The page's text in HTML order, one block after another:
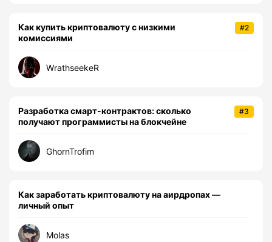
#2
Как купить криптовалюту с низкими
комиссиями
WrathseekeR
#3
Разработка смарт-контрактов: сколько
получают программисты на блокчейне
GhornTrofim
Как заработать криптовалюту на аирдропах —
личный опыт
Molas